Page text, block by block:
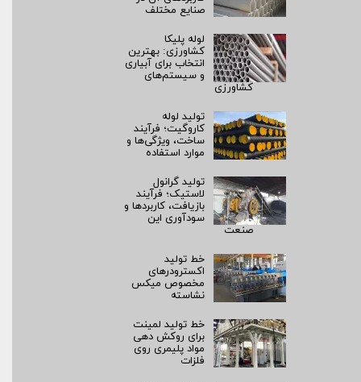
صنایع مختلف
لوله پلیکا
کشاورزی: بهترین
انتخاب برای آبیاری
و سیستم‌های
کشاورزی
تولید لوله
کاروگیت؛ فرآیند
ساخت، ویژگی‌ها و
موارد استفاده
تولید گرانول
لاستیک؛ فرآیند
بازیافت، کاربردها و
سودآوری این
صنعت
خط تولید
اکسترودرهای
مخصوص میکس
نشاسته
خط تولید لمینت
برای روکش‌ دهی
مواد پلیمری روی
فلزات